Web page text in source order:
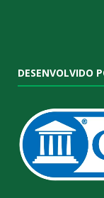
DESENVOLVIDO